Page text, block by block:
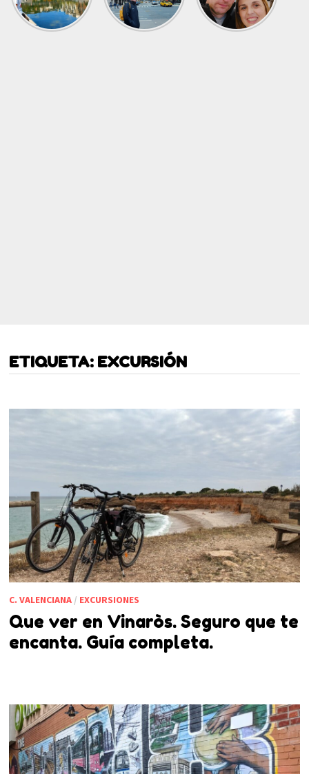
ETIQUETA: EXCURSIÓN
C. VALENCIANA/ EXCURSIONES
Que ver en Vinaròs. Seguro que te
encanta. Guía completa.